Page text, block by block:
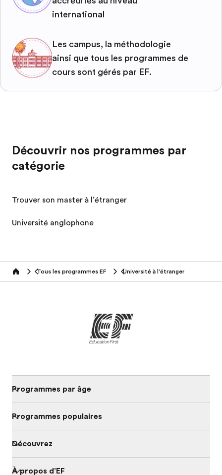
international
Les campus, la méthodologie
ainsi que tous les programmes de
cours sont gérés par EF.
Découvrir nos programmes par
catégorie
Trouver son master à l’étranger
Université anglophone
home Tous les programmes EF Université à l'étranger
Programmes par âge
Programmes populaires
Découvrez
À propos d'EF